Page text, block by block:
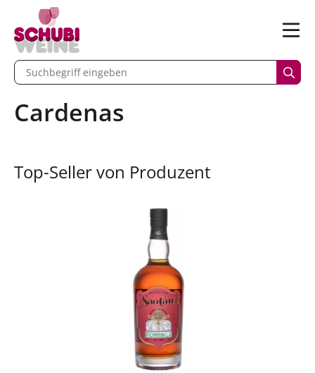
Menü
eingeben
Cardenas
Top-Seller von Produzent